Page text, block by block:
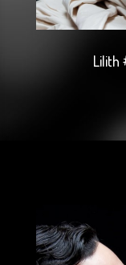
Lilith